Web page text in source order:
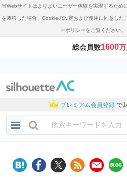
当Webサイトはよりよいユーザー体験を実現するため
を遷移した場合、Cookieの設定および使用に同意した
ーポリシーをご覧ください。
総会員数1600万
プレミアム会員登録 で